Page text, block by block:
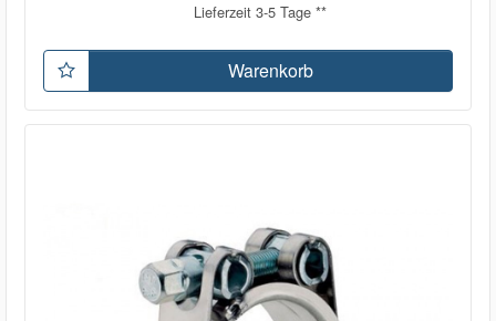
Lieferzeit 3-5 Tage **
Warenkorb